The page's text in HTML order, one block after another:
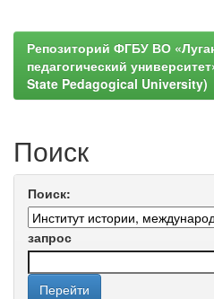
Репозиторий ФГБУ ВО
педагогический
State Pedagogical University)
Поиск
Поиск:
запрос